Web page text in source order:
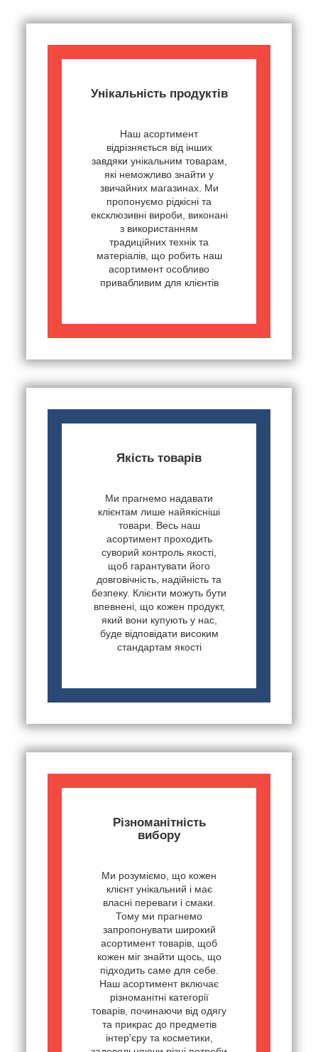
Унікальність продуктів
Наш асортимент
відрізняється від інших
завдяки унікальним товарам,
які неможливо знайти у
звичайних магазинах. Ми
пропонуємо рідкісні та
ексклюзивні вироби, виконані
з використанням
традиційних технік та
матеріалів, що робить наш
асортимент особливо
привабливим для клієнтів
Якість товарів
Ми прагнемо надавати
клієнтам лише найякісніші
товари. Весь наш
асортимент проходить
суворий контроль якості,
щоб гарантувати його
довговічність, надійність та
безпеку. Клієнти можуть бути
впевнені, що кожен продукт,
який вони купують у нас,
буде відповідати високим
стандартам якості
Різноманітність
вибору
Ми розуміємо, що кожен
клієнт унікальний і має
власні переваги і смаки.
Тому ми прагнемо
запропонувати широкий
асортимент товарів, щоб
кожен міг знайти щось, що
підходить саме для себе.
Наш асортимент включає
різноманітні категорії
товарів, починаючи від одягу
та прикрас до предметів
інтер'єру та косметики,